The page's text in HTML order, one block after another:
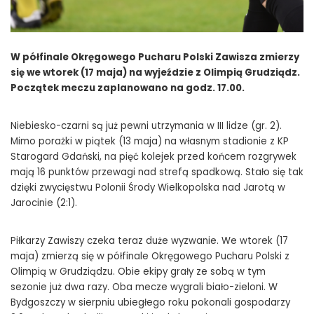
W półfinale Okręgowego Pucharu Polski Zawisza zmierzy
się we wtorek (17 maja) na wyjeździe z Olimpią Grudziądz.
Początek meczu zaplanowano na godz. 17.00.
Niebiesko-czarni są już pewni utrzymania w III lidze (gr. 2).
Mimo porażki w piątek (13 maja) na własnym stadionie z KP
Starogard Gdański, na pięć kolejek przed końcem rozgrywek
mają 16 punktów przewagi nad strefą spadkową. Stało się tak
dzięki zwycięstwu Polonii Środy Wielkopolska nad Jarotą w
Jarocinie (2:1).
Piłkarzy Zawiszy czeka teraz duże wyzwanie. We wtorek (17
maja) zmierzą się w półfinale Okręgowego Pucharu Polski z
Olimpią w Grudziądzu. Obie ekipy grały ze sobą w tym
sezonie już dwa razy. Oba mecze wygrali biało-zieloni. W
Bydgoszczy w sierpniu ubiegłego roku pokonali gospodarzy